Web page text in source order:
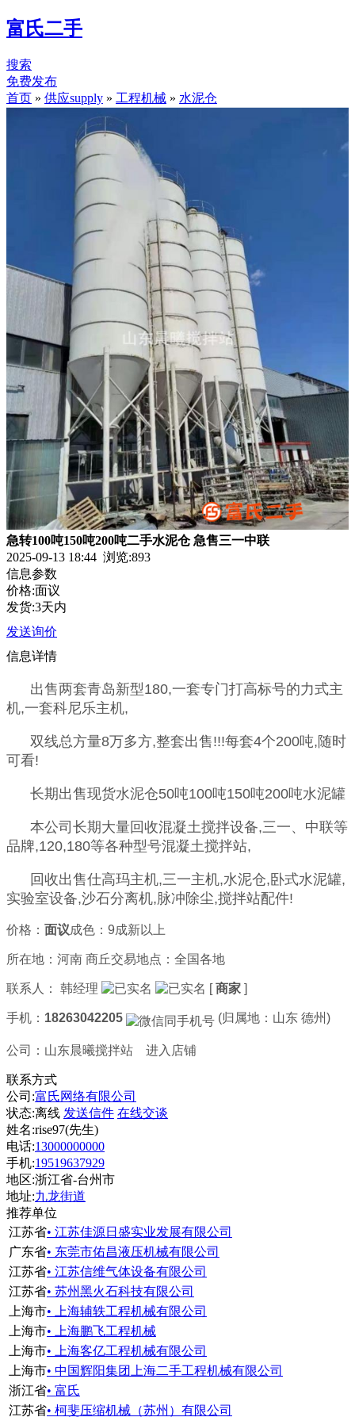
富氏二手
搜索
免费发布
首页 » 供应supply » 工程机械 » 水泥仓
急转100吨150吨200吨二手水泥仓 急售三一中联
2025-09-13 18:44 浏览:893
信息参数
价格:面议
发货:3天内
发送询价
信息详情
出售两套青岛新型180,一套专门打高标号的力式主
机,一套科尼乐主机,
双线总方量8万多方,整套出售!!!每套4个200吨,随时
可看!
长期出售现货水泥仓50吨100吨150吨200吨水泥罐
本公司长期大量回收混凝土搅拌设备,三一、中联等
品牌,120,180等各种型号混凝土搅拌站,
回收出售仕高玛主机,三一主机,水泥仓,卧式水泥罐,
实验室设备,沙石分离机,脉冲除尘,搅拌站配件!
价格： 面议成色：9成新以上
所在地：河南 商丘交易地点：全国各地
联系人： 韩经理 [商家 ]
手机： 18263042205 (归属地：山东 德州)
公司： 山东晨曦搅拌站 进入店铺
联系方式
公司:富氏网络有限公司
状态:离线 发送信件 在线交谈
姓名:rise97(先生)
电话:13000000000
手机:19519637929
地区:浙江省-台州市
地址:九龙街道
推荐单位
江苏省• 江苏佳源日盛实业发展有限公司
广东省• 东莞市佑昌液压机械有限公司
江苏省• 江苏信维气体设备有限公司
江苏省• 苏州黑火石科技有限公司
上海市• 上海辅轶工程机械有限公司
上海市• 上海鹏飞工程机械
上海市• 上海客亿工程机械有限公司
上海市• 中国辉阳集团上海二手工程机械有限公司
浙江省• 富氏
江苏省• 柯斐压缩机械（苏州）有限公司